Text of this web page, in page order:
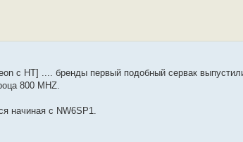
с HT] .... бренды первый подобный сервак
800 MHZ.
начиная с NW6SP1.